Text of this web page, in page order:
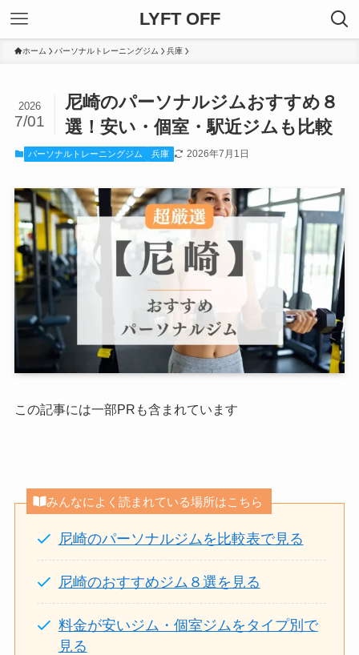
LYFT OFF
ホーム パーソナルトレーニングジム 兵庫
尼崎のパーソナルジムおすすめ８
選！安い・個室・駅近ジムも比較
2026
7/01
パーソナルトレーニングジム 兵庫 2026年7月1日
この記事には一部PRも含まれています
みんなによく読まれている場所はこちら
尼崎のパーソナルジムを比較表で見る
尼崎のおすすめジム８選を見る
料金が安いジム・個室ジムをタイプ別で
見る